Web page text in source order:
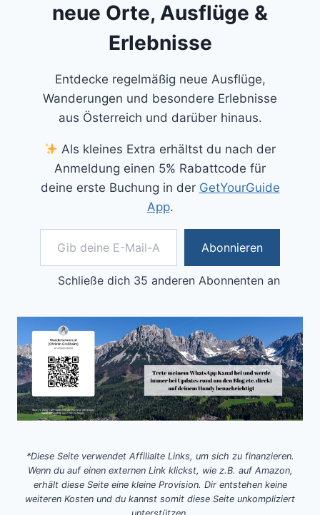
neue Orte, Ausflüge &
Erlebnisse
Entdecke regelmäßig neue Ausflüge,
Wanderungen und besondere Erlebnisse
aus Österreich und darüber hinaus.
Als kleines Extra erhältst du nach der
Anmeldung einen 5% Rabattcode für
deine erste Buchung in der GetYourGuide
App.
Gib deine E-Mail-Adresse ein ...
Abonnieren
Schließe dich 35 anderen Abonnenten an
*Diese Seite verwendet Affilialte Links, um sich zu finanzieren.
Wenn du auf einen externen Link klickst, wie z.B. auf Amazon,
erhält diese Seite eine kleine Provision. Dir entstehen keine
weiteren Kosten und du kannst somit diese Seite unkompliziert